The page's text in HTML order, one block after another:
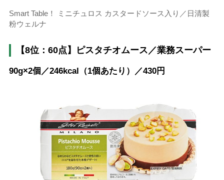
Smart Table！ ミニチュロス カスタードソース入り／日清製
粉ウェルナ
【8位：60点】ピスタチオムース／業務スーパー
90g×2個／246kcal（1個あたり）／430円